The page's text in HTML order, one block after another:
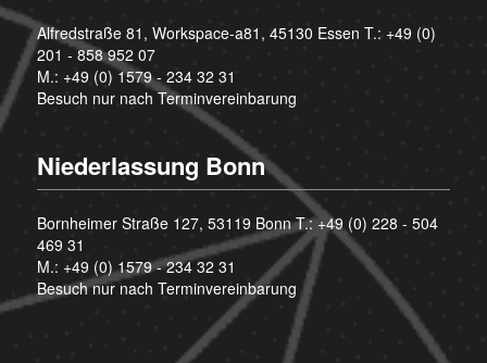
Alfredstraße 81, Workspace-a81, 45130 Essen T.: +49 (0)
201 - 858 952 07
M.: +49 (0) 1579 - 234 32 31
Besuch nur nach Terminvereinbarung
Niederlassung Bonn
Bornheimer Straße 127, 53119 Bonn T.:+49 (0) 228 - 504
469 31
M.: +49 (0) 1579 - 234 32 31
Besuch nur nach Terminvereinbarung